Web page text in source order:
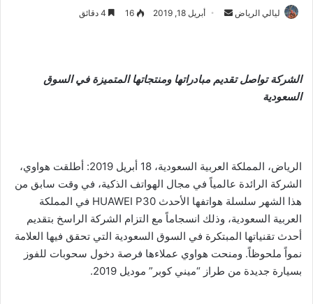
ليالي الرياض
ب
إ
ل
ر
أبريل 18, 2019 16
الشركة تواصل تقديم مبادراتها ومنتجاتها المتميزة في السوق
السعودية
الرياض، المملكة العربية السعودية، 18 أبريل 2019: أطلقت هواوي،
الشركة الرائدة عالمياً في مجال الهواتف الذكية، في وقت سابق من
هذا الشهر سلسلة هواتفها الأحدث HUAWEI P30 في المملكة
العربية السعودية، وذلك انسجاماً مع التزام الشركة الراسخ بتقديم
أحدث تقنياتها المبتكرة في السوق السعودية التي تحقق فيها العلامة
نمواً ملحوظاً. ومنحت هواوي عملاءها فرصة دخول سحوبات للفوز
بسيارة جديدة من طراز “ميني كوبر” موديل 2019.